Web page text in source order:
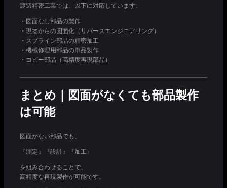
渡辺精密工業では、以下に対応しています。
・図面なし部品の製作
・現物からの図面化（リバースエンジニアリング）
・スプライン部品の精密加工
・機械修理用部品の単品製作
・コピー部品（高精度再現部品）
まとめ｜図面がなくても部品製作
は可能
図面がない部品でも、
『測定』『設計』『加工』
を組み合わせることで、
高精度な再現製作が可能です。